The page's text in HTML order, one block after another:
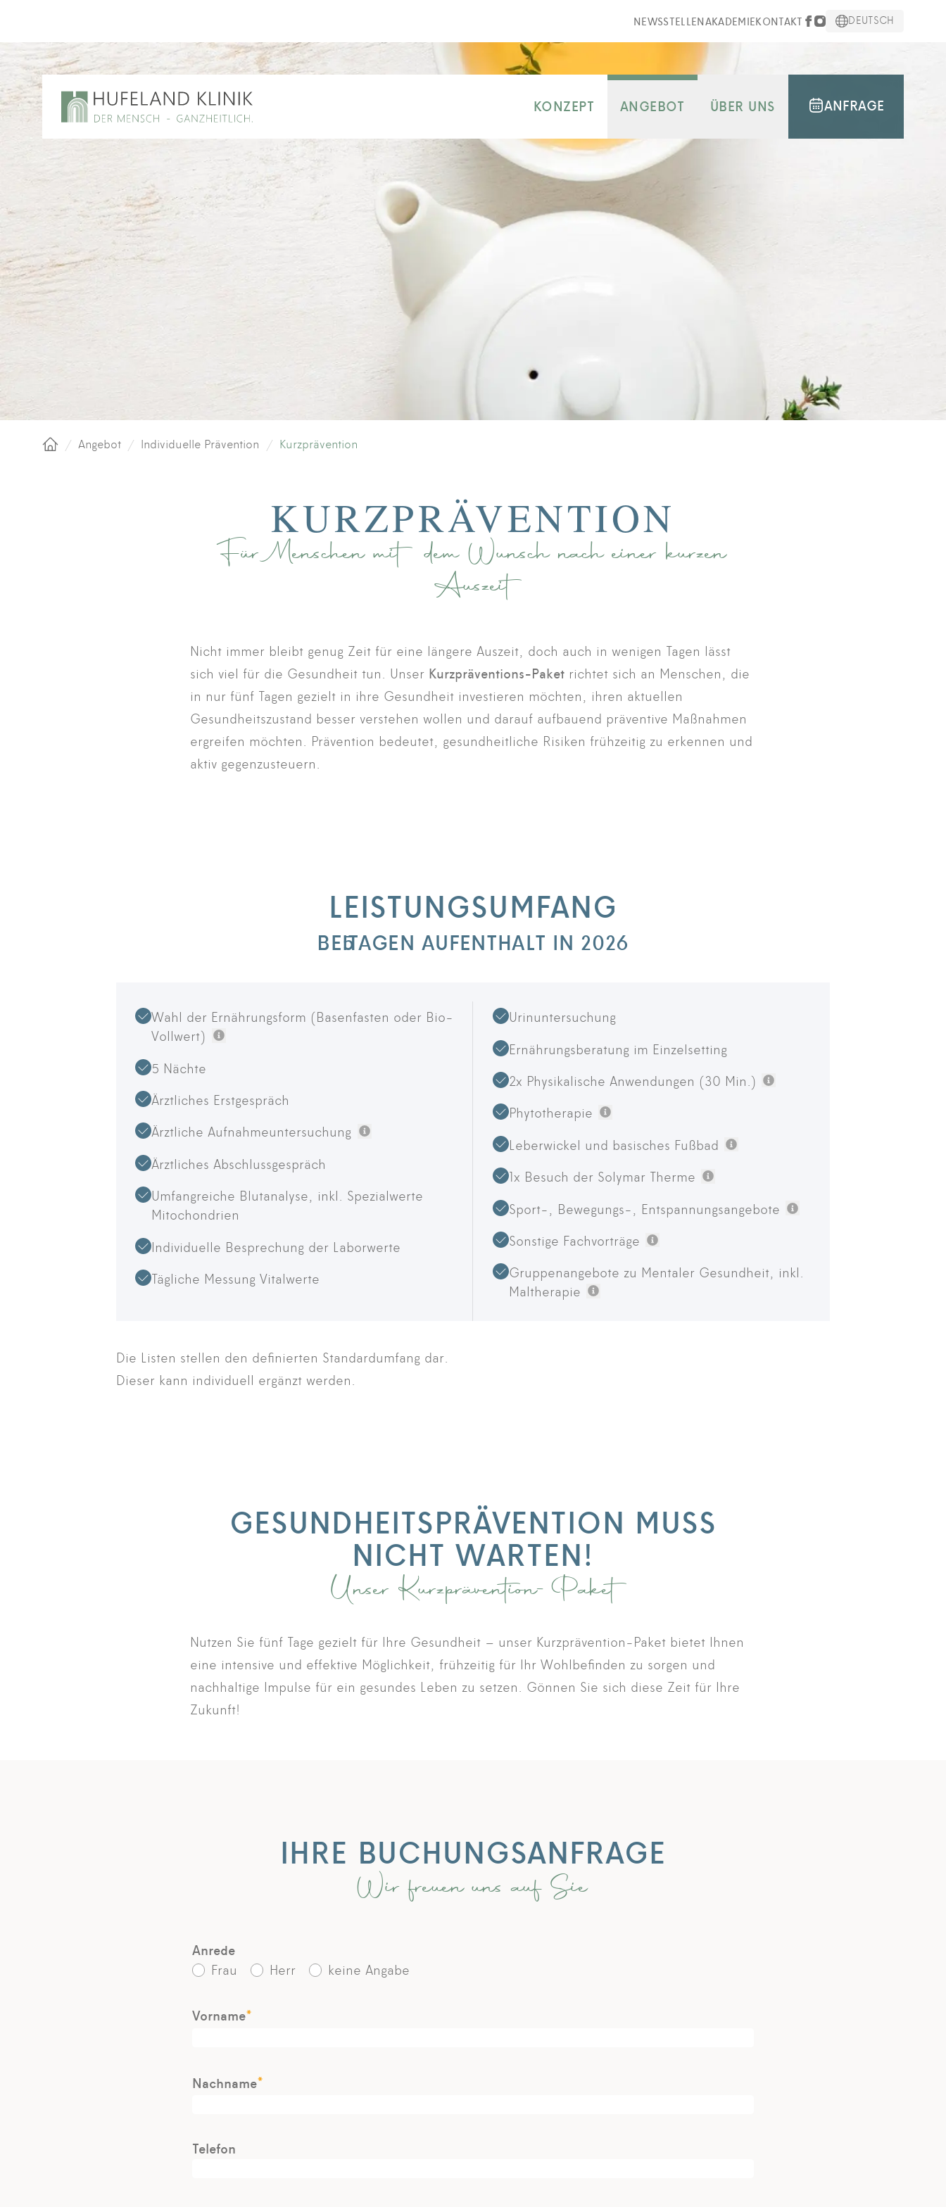
NEWSSTELLENAKADEMIEKONTAKT DEUTSCH
KONZEPT ANGEBOT ÜBER UNS ANFRAGE
Startseite
/ Angebot / Individuelle Prävention / Kurzprävention
KURZPRÄVENTION
Für Menschen mit dem Wunsch nach einer kurzen
Auszeit
Nicht immer bleibt genug Zeit für eine längere Auszeit, doch auch in wenigen Tagen lässt
sich viel für die Gesundheit tun. Unser Kurzpräventions-Paketrichtet sich an Menschen, die
in nur fünf Tagen gezielt in ihre Gesundheit investieren möchten, ihren aktuellen
Gesundheitszustand besser verstehen wollen und darauf aufbauend präventive Maßnahmen
ergreifen möchten. Prävention bedeutet, gesundheitliche Risiken frühzeitig zu erkennen und
aktiv gegenzusteuern.
LEISTUNGSUMFANG
BEI5TAGEN AUFENTHALT IN 2026
Wahl der Ernährungsform (Basenfasten oder Bio-
Vollwert)
5 Nächte
Ärztliches Erstgespräch
Ärztliche Aufnahmeuntersuchung
Weitere Informationen
Ärztliches Abschlussgespräch
Umfangreiche Blutanalyse, inkl. Spezialwerte
Mitochondrien
Individuelle Besprechung der Laborwerte
Tägliche Messung Vitalwerte
Urinuntersuchung
Ernährungsberatung im Einzelsetting
2x Physikalische Anwendungen (30 Min.)
Phytotherapie
Leberwickel und basisches Fußbad
1x Besuch der Solymar Therme
Sport-, Bewegungs-, Entspannungsangebote
Sonstige Fachvorträge
Gruppenangebote zu Mentaler Gesundheit, inkl.
Maltherapie
Die Listen stellen den definierten Standardumfang dar.
Dieser kann individuell ergänzt werden.
GESUNDHEITSPRÄVENTION MUSS
NICHT WARTEN!
Unser Kurzprävention-Paket
Nutzen Sie fünf Tage gezielt für Ihre Gesundheit – unser Kurzprävention-Paket bietet Ihnen
eine intensive und effektive Möglichkeit, frühzeitig für Ihr Wohlbefinden zu sorgen und
nachhaltige Impulse für ein gesundes Leben zu setzen. Gönnen Sie sich diese Zeit für Ihre
Zukunft!
IHRE BUCHUNGSANFRAGE
Wir freuen uns auf Sie
Anrede
Frau Herr keine Angabe
Vorname*
Nachname*
Telefon